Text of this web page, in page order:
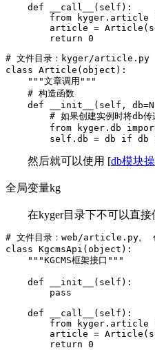
    def __call__(self):
from kyger.article
article =
        return 0
# 文件目录：kyger/article.py
class Article(object):
    """文章调用"""
    # 构造函数
def __init__(self,
# 如果创建实例时将db传
from kyger.db
self.db = db if db
然后就可以使用 [db模块
全局变量kg
在kyger目录下不可以直接
# 文件目录：web/article.py。
class KgcmsApi(object):
    """KGCMS框架接口"""
    def __init__(self):
        pass
    def __call__(self):
from kyger.article
article =
        return 0